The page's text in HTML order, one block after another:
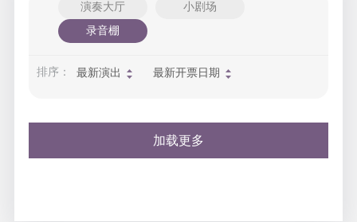
演奏大厅
小剧场
录音棚
排序： 最新演出 最新开票日期
加载更多